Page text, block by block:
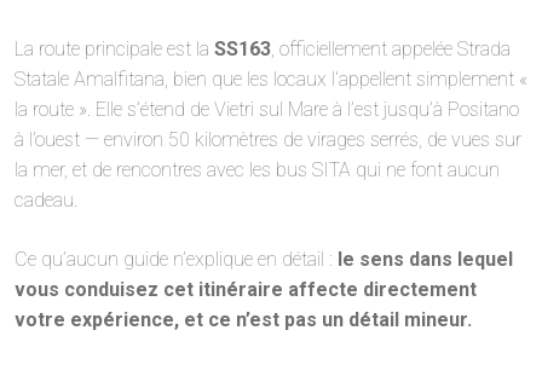
La route principale est la SS163 , officiellement appelée Strada
Statale Amalfitana, bien que les locaux l’appellent simplement «
la route ». Elle s’étend de Vietri sul Mare à l’est jusqu’à Positano
à l’ouest — environ 50 kilomètres de virages serrés, de vues sur
la mer, et de rencontres avec les bus SITA qui ne font aucun
cadeau.
Ce qu’aucun guide n’explique en détail : le sens dans lequel
vous conduisez cet itinéraire affecte directement
votre expérience, et ce n’est pas un détail mineur.